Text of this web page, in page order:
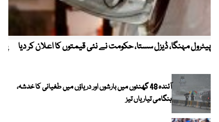
پیٹرول مہنگا، ڈیزل سستا، حکومت نے نئی قیمتوں کا اعلان کر دیا
آئندہ 48 گھنٹوں میں بارشوں اور دریاؤں میں طغیانی کا خدشہ،
ہنگامی تیاریاں تیز